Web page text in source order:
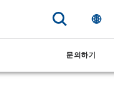
문의하기